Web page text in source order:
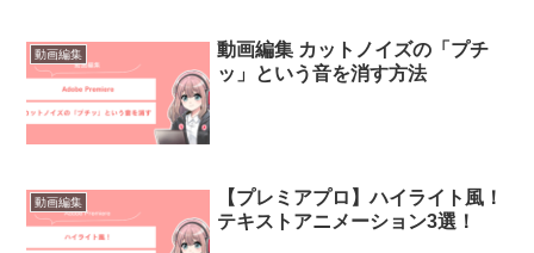
動画編集
動画編集 カットノイズの「プチ
ッ」という音を消す方法
動画編集
【プレミアプロ】ハイライト風！
テキストアニメーション3選！